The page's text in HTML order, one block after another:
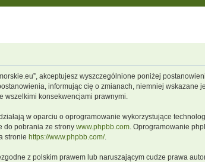
akceptujesz wyszczególnione poniżej
informując cię o zmianach, niemniej
wszelkimi konsekwencjami prawnymi.
działają w oparciu o oprogramowanie wykorzystujące
do pobrania ze strony www.phpbb.com. Oprogramowanie
stronie https://www.phpbb.com/.
z polskim prawem lub naruszającym cudze prawa